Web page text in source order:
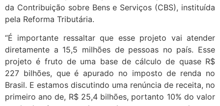
da Contribuição sobre Bens e Serviços (CBS), instituída
pela Reforma Tributária.
“É importante ressaltar que esse projeto vai atender
diretamente a 15,5 milhões de pessoas no país. Esse
projeto é fruto de uma base de cálculo de quase R$
227 bilhões, que é apurado no imposto de renda no
Brasil. E estamos discutindo uma renúncia de receita, no
primeiro ano de, R$ 25,4 bilhões, portanto 10% do valor